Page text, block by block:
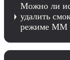
Можно ли
удалить
режиме ММ